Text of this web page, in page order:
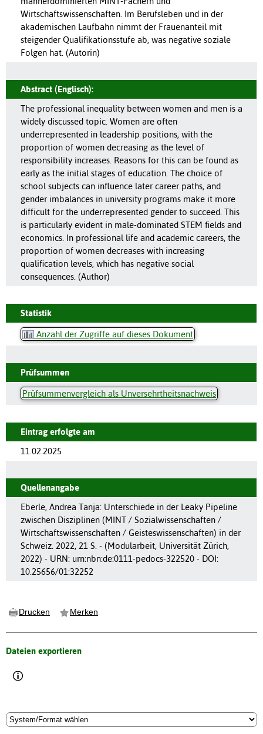
Wirtschaftswissenschaften. Im Berufsleben und in der
akademischen Laufbahn nimmt der Frauenanteil mit
steigender Qualifikationsstufe ab, was negative soziale
Folgen hat. (Autorin)
Abstract (Englisch):
The professional inequality between women and men is a
widely discussed topic. Women are often
underrepresented in leadership positions, with the
proportion of women decreasing as the level of
responsibility increases. Reasons for this can be found as
early as the initial stages of education. The choice of
school subjects can influence later career paths, and
gender imbalances in university programs make it more
difficult for the underrepresented gender to succeed. This
is particularly evident in male-dominated STEM fields and
economics. In professional life and academic careers, the
proportion of women decreases with increasing
qualification levels, which has negative social
consequences. (Author)
Statistik
Anzahl der Zugriffe auf dieses Dokument
Prüfsummen
Prüfsummenvergleich als Unversehrtheitsnachweis
Eintrag erfolgte am
11.02.2025
Quellenangabe
Eberle, Andrea Tanja: Unterschiede in der Leaky Pipeline
zwischen Disziplinen (MINT / Sozialwissenschaften /
Wirtschaftswissenschaften / Geisteswissenschaften) in der
Schweiz. 2022, 21 S. - (Modularbeit, Universität Zürich,
2022) - URN: urn:nbn:de:0111-pedocs-322520 - DOI:
10.25656/01:32252
Drucken Merken
Dateien exportieren